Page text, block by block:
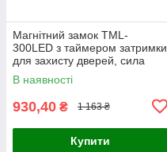
Магнітний замок TML-
300LED з таймером затримки
для захисту дверей, сила
утримання 300кг, накладний
монтаж, індикація, живлення
В наявності
930,40 ₴ 1 163 ₴
Купити